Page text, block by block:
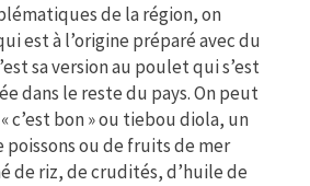
de la région, on
est à l’origine préparé avec du
sa version au poulet qui s’est
dans le reste du pays. On peut
c’est bon » ou tiebou diola, un
poissons ou de fruits de mer
de riz, de crudités, d’huile de